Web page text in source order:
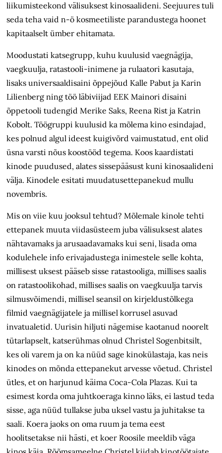
liikumisteekond välisuksest kinosaalideni. Seejuures tuli
seda teha vaid n-ö kosmeetiliste parandustega hoonet
kapitaalselt ümber ehitamata.
Moodustati katsegrupp, kuhu kuulusid vaegnägija,
vaegkuulja, ratastooli-inimene ja rulaatori kasutaja,
lisaks universaaldisaini õppejõud Kalle Pabut ja Karin
Lilienberg ning töö läbiviijad EEK Mainori disaini
õppetooli tudengid Merike Saks, Reena Rist ja Katrin
Kobolt. Töögruppi kuulusid ka mõlema kino esindajad,
kes polnud algul ideest kuigivõrd vaimustatud, ent olid
üsna varsti nõus koostööd tegema. Koos kaardistati
kinode puudused, alates sissepääsust kuni kinosaalideni
välja. Kinodele esitati muudatusettepanekud mullu
novembris.
Mis on viie kuu jooksul tehtud? Mõlemale kinole tehti
ettepanek muuta viidasüsteem juba välisuksest alates
nähtavamaks ja arusaadavamaks kui seni, lisada oma
kodulehele info erivajadustega inimestele selle kohta,
millisest uksest pääseb sisse ratastooliga, millises saalis
on ratastoolikohad, millises saalis on vaegkuulja tarvis
silmusvõimendi, millisel seansil on kirjeldustõlkega
filmid vaegnägijatele ja millisel korrusel asuvad
invatualetid. Uurisin hiljuti nägemise kaotanud noorelt
tütarlapselt, katserühmas olnud Christel Sogenbitsilt,
kes oli varem ja on ka nüüd sage kinokülastaja, kas neis
kinodes on mõnda ettepanekut arvesse võetud. Christel
ütles, et on harjunud käima Coca-Cola Plazas. Kui ta
esimest korda oma juhtkoeraga kinno läks, ei lastud teda
sisse, aga nüüd tullakse juba uksel vastu ja juhitakse ta
saali. Koera jaoks on oma ruum ja tema eest
hoolitsetakse nii hästi, et koer Roosile meeldib väga